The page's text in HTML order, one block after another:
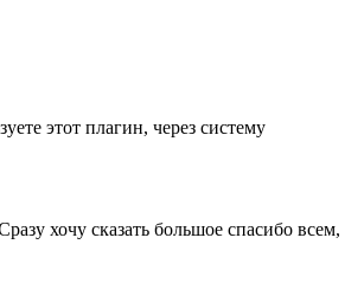
этот плагин, через систему
хочу сказать большое спасибо всем,